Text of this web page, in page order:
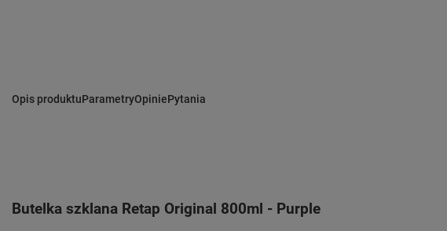
Opis produktuParametryOpiniePytania
Butelka szklana Retap Original 800ml - Purple